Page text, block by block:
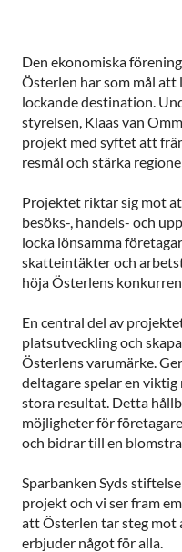
Den ekonomiska
Österlen har som mål att
lockande destination.
styrelsen, Klaas van
projekt med syftet att
resmål och stärka
Projektet riktar sig mot
besöks-, handels- och
locka lönsamma
skatteintäkter och
höja Österlens
En central del av
platsutveckling och
Österlens varumärke.
deltagare spelar en
stora resultat. Detta
möjligheter för
och bidrar till en
Sparbanken Syds
projekt och vi ser fram
att Österlen tar steg mot
erbjuder något för alla.